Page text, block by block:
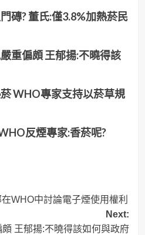
磚? 董氏:僅3.8%加熱菸民
重偏頗 王郁揚:不曉得該
WHO專家支持以菸草規
反煙專家:香菸呢?
WHO中討論電子煙使用權利
Next:
王郁揚:不曉得該如何與政府